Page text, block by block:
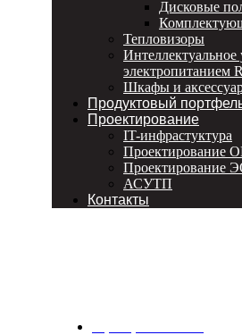
Дисковые
Тепловизоры
Интеллектуальное
электропитанием
Шкафы и
Продуктовый
Проектирование
IT-инфрастуктура
Проектирование
Проектирование
АСУТП
Контакты